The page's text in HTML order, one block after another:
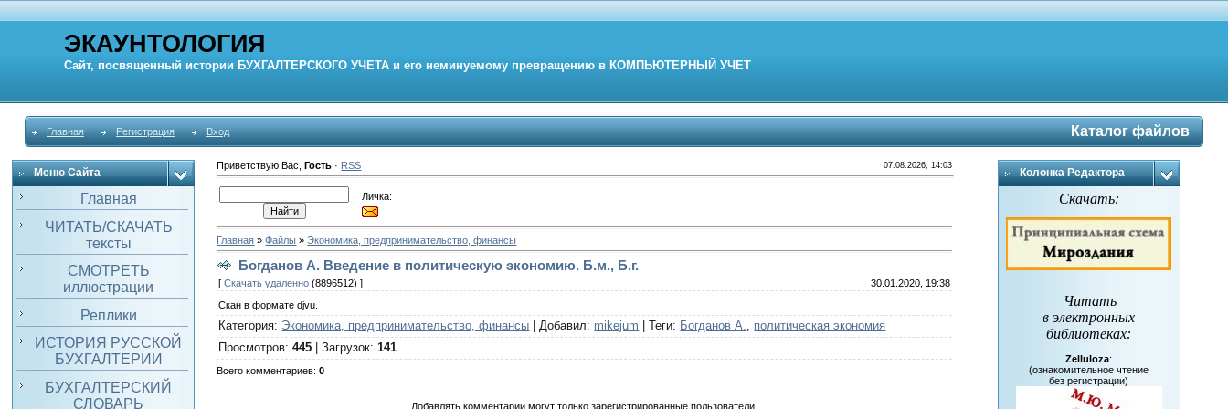
ЭКАУНТОЛОГИЯ
Сайт, посвященный истории БУХГАЛТЕРСКОГО УЧЕТА и его неминуемому превращению в КОМПЬЮТЕРНЫЙ УЧЕТ
Главная Регистрация Вход Каталог файлов
Меню Сайта
Главная
ЧИТАТЬ/СКАЧАТЬ
тексты
СМОТРЕТЬ
иллюстрации
Реплики
ИСТОРИЯ РУССКОЙ
БУХГАЛТЕРИИ
БУХГАЛТЕРСКИЙ
СЛОВАРЬ
Приветствую Вас ,Гость · RSS 07.08.2026, 14:03
Личка:
Главная »Файлы »Экономика, предпринимательство, финансы
Богданов А. Введение в политическую экономию. Б.м., Б.г.
[Скачать удаленно (8896512) ]
30.01.2020, 19:38
Скан в формате djvu.
Категория: Экономика, предпринимательство, финансы |Добавил: mikejum |Теги: Богданов А., политическая экономия
Просмотров:445 |Загрузок:141
Всего комментариев:0
Добавлять комментарии могут только зарегистрированные пользователи.
Колонка Редактора
Скачать:
Читать
в электронных
библиотеках:
Zelluloza:
(ознакомительное чтение
без регистрации)